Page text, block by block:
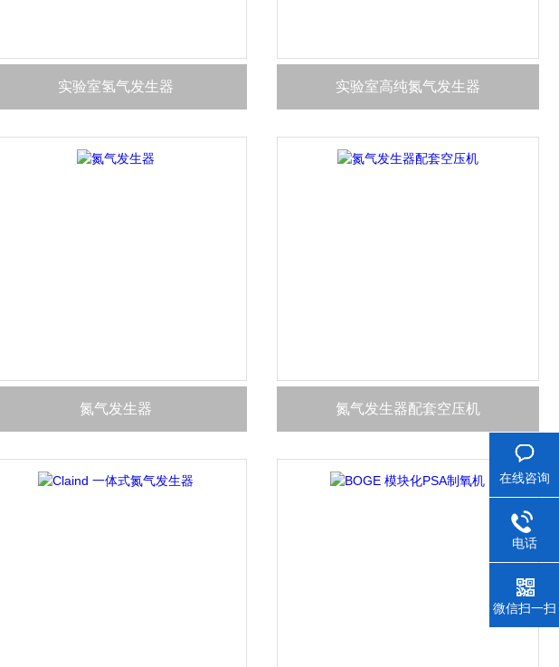
实验室氢气发生器 实验室高纯氮气发生器
氮气发生器 氮气发生器配套空压机
在线咨询
电话
微信扫一扫